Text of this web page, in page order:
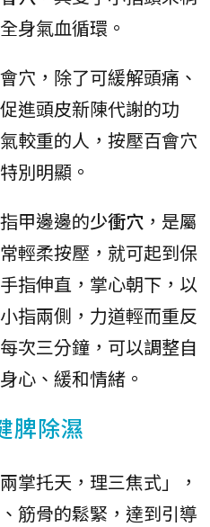
身氣血循環。
穴，除了可緩解頭痛、
進頭皮新陳代謝的功
較重的人，按壓百會穴
別明顯。
甲邊邊的少衝穴 ，是屬
輕柔按壓，就可起到保
指伸直，掌心朝下，以
指兩側，力道輕而重反
次三分鐘，可以調整自
心、緩和情緒。
脾除濕
掌托天，理三焦式」，
筋骨的鬆緊，達到引導